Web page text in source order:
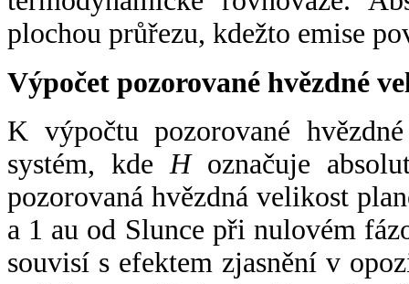
plochou průřezu, kdežto emise
Výpočet pozorované hvězdné
K výpočtu pozorované
systém, kde Hoznačuje
pozorovaná hvězdná velikost
a 1 au od Slunce při nulovém
souvisí s efektem zjasnění v